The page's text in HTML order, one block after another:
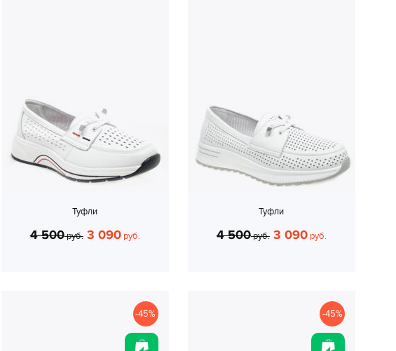
Туфли
4 500руб. 3 090руб.
Туфли
4 500руб. 3 090руб.
-45% -45%